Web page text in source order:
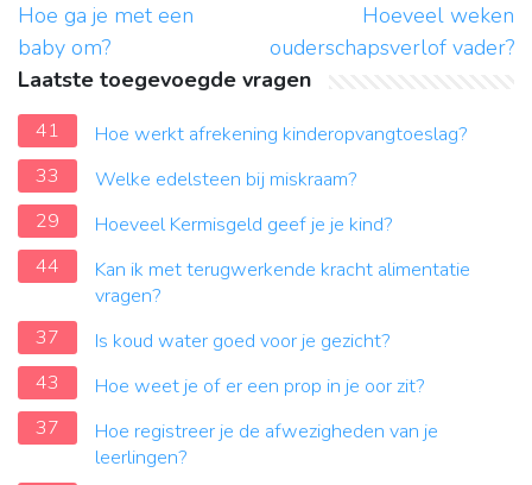
Hoe ga je met een
baby om?
Hoeveel weken
ouderschapsverlof vader?
Laatste toegevoegde vragen
41
Hoe werkt afrekening kinderopvangtoeslag?
33
Welke edelsteen bij miskraam?
29
Hoeveel Kermisgeld geef je je kind?
44
Kan ik met terugwerkende kracht alimentatie
vragen?
37
Is koud water goed voor je gezicht?
43
Hoe weet je of er een prop in je oor zit?
37
Hoe registreer je de afwezigheden van je
leerlingen?